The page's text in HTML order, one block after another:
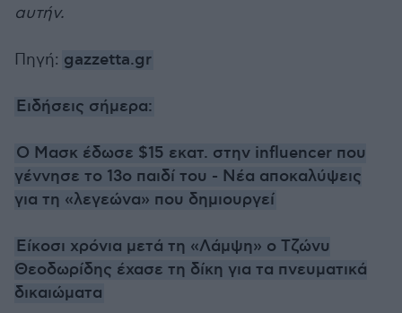
αυτήν.
Πηγή: gazzetta.gr
Ειδήσεις σήμερα:
Ο Μασκ έδωσε $15 εκατ. στην influencer που
γέννησε το 13ο παιδί του - Νέα αποκαλύψεις
για τη «λεγεώνα» που δημιουργεί
Είκοσι χρόνια μετά τη «Λάμψη» ο Τζώνυ
Θεοδωρίδης έχασε τη δίκη για τα πνευματικά
δικαιώματα